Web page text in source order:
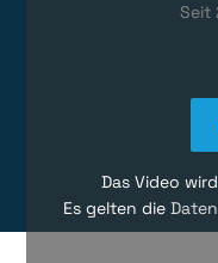
Das Video
Es gelten die
Seit